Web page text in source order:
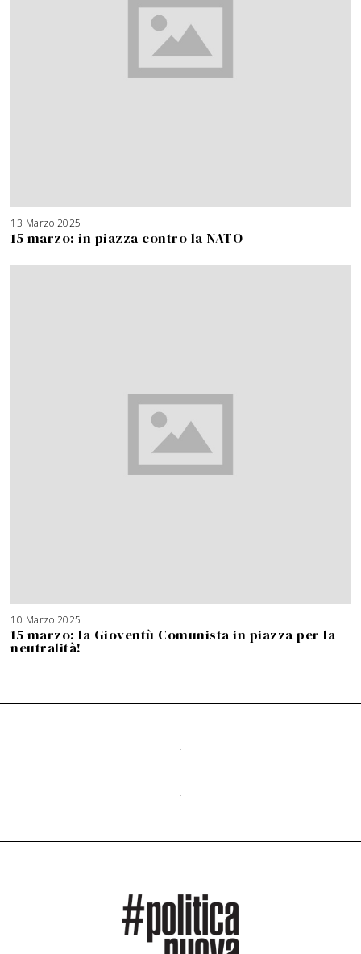
13 Marzo 2025
15 marzo: in piazza contro la NATO
10 Marzo 2025
15 marzo: la Gioventù Comunista in piazza per la
neutralità!